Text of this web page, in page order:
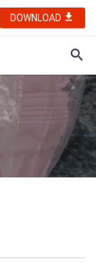
DOWNLOAD